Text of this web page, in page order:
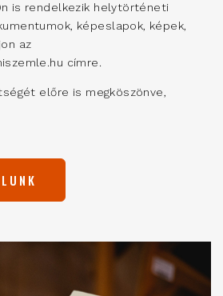
is rendelkezik helytörténeti
képeslapok, képek,
az
címre.
előre is megköszönve,